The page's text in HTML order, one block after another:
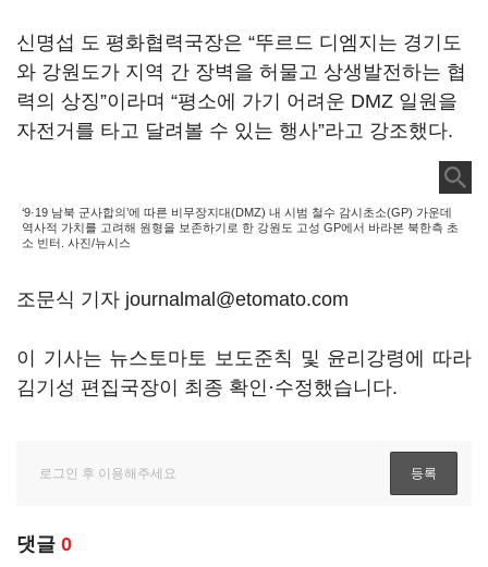
신명섭 도 평화협력국장은 “뚜르드 디엠지는 경기도
와 강원도가 지역 간 장벽을 허물고 상생발전하는 협
력의 상징”이라며 “평소에 가기 어려운 DMZ 일원을
자전거를 타고 달려볼 수 있는 행사”라고 강조했다.
‘9·19 남북 군사합의’에 따른 비무장지대(DMZ) 내 시범 철수 감시초소(GP) 가운데
역사적 가치를 고려해 원형을 보존하기로 한 강원도 고성 GP에서 바라본 북한측 초
소 빈터. 사진/뉴시스
조문식 기자 journalmal@etomato.com
이 기사는 뉴스토마토 보도준칙 및 윤리강령에 따라
김기성 편집국장이 최종 확인·수정했습니다.
댓글 0